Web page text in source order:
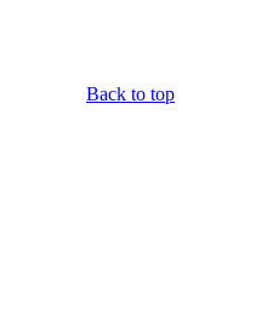
Back to top